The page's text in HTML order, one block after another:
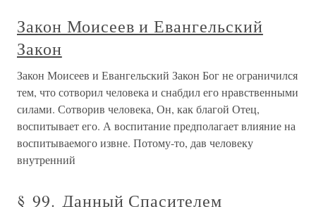
Закон Моисеев и Евангельский
Закон
Закон Моисеев и Евангельский Закон Бог не ограничился
тем, что сотворил человека и снабдил его нравственными
силами. Сотворив человека, Он, как благой Отец,
воспитывает его. А воспитание предполагает влияние на
воспитываемого извне. Потому-то, дав человеку
внутренний
§ 99. Данный Спасителем